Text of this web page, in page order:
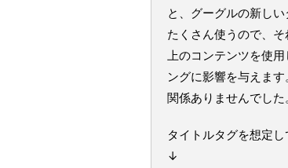
と、グーグルの新し
たくさん使うので、
上のコンテンツを使
ングに影響を与えま
関係ありませんでした
タイトルタグを想定
↓